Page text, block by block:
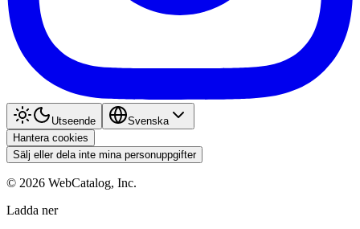
Utseende
Svenska
Hantera cookies
Sälj eller dela inte mina personuppgifter
© 2026 WebCatalog, Inc.
Ladda ner